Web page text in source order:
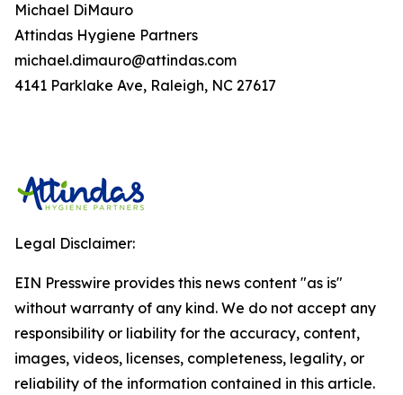
Michael DiMauro
Attindas Hygiene Partners
michael.dimauro@attindas.com
4141 Parklake Ave, Raleigh, NC 27617
Legal Disclaimer:
EIN Presswire provides this news content "as is"
without warranty of any kind. We do not accept any
responsibility or liability for the accuracy, content,
images, videos, licenses, completeness, legality, or
reliability of the information contained in this article.